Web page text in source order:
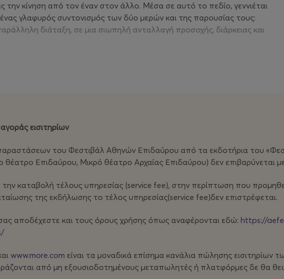
την κίνηση από τον έναν στον άλλο. Μέσα σε αυτό το πεδίο, γεννιέται
γλαφυρός συντονισμός των δύο μερών και της παρουσίας τους:
παράλληλη διάταξη, σε μια σιωπηλή ανταλλαγή προσοχής, διάρκειας και
εισιτηρίων
του Φεστιβάλ Αθηνών Επιδαύρου από τα εκδοτήρια του
θέατρο Επιδαύρου, Μικρό θέατρο Αρχαίας Επιδαύρου) δεν επιβαρύνεται
καταβολή τέλους υπηρεσίας (service fee), στην περίπτωση που
της εκδήλωσης το τέλος υπηρεσίας(service fee)δεν επιστρέφεται.
αποδέχεστε και τους όρους χρήσης όπως αναφέρονται εδώ: https://
www.more.com είναι τα μοναδικά επίσημα κανάλια πώλησης
από μη εξουσιοδοτημένους μεταπωλητές ή πλατφόρμες δε θα